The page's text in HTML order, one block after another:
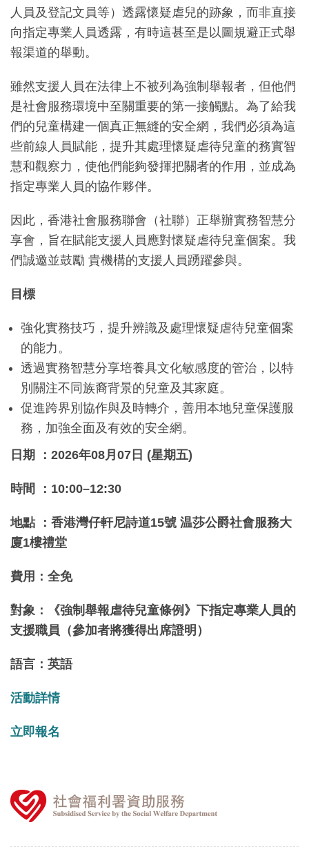
人員及登記文員等）透露懷疑虐兒的跡象，而非直接
向指定專業人員透露，有時這甚至是以圖規避正式舉
報渠道的舉動。
雖然支援人員在法律上不被列為強制舉報者，但他們
是社會服務環境中至關重要的第一接觸點。為了給我
們的兒童構建一個真正無縫的安全網，我們必須為這
些前線人員賦能，提升其處理懷疑虐待兒童的務實智
慧和觀察力，使他們能夠發揮把關者的作用，並成為
指定專業人員的協作夥伴。
因此，香港社會服務聯會（社聯）正舉辦實務智慧分
享會，旨在賦能支援人員應對懷疑虐待兒童個案。我
們誠邀並鼓勵 貴機構的支援人員踴躍參與。
目標
強化實務技巧，提升辨識及處理懷疑虐待兒童個案
的能力。
透過實務智慧分享培養具文化敏感度的管治，以特
別關注不同族裔背景的兒童及其家庭。
促進跨界別協作與及時轉介，善用本地兒童保護服
務，加強全面及有效的安全網。
日期 ： 2026年08月07日 (星期五)
時間 ： 10:00–12:30
地點 ： 香港灣仔軒尼詩道15號 温莎公爵社會服務大
廈1樓禮堂
費用： 全免
對象：
《強制舉報虐待兒童條例》下指定專業人員的
支援職員（參加者將獲得出席證明）
語言： 英語
活動詳情
立即報名